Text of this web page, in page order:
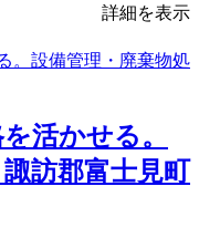
詳細を表示
活かせる。
訪郡富士見町